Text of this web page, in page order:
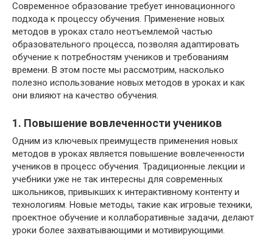
Современное образование требует инновационного
подхода к процессу обучения. Применение новых
методов в уроках стало неотъемлемой частью
образовательного процесса, позволяя адаптировать
обучение к потребностям учеников и требованиям
времени. В этом посте мы рассмотрим, насколько
полезно использование новых методов в уроках и как
они влияют на качество обучения.
1. Повышение вовлеченности учеников
Одним из ключевых преимуществ применения новых
методов в уроках является повышение вовлеченности
учеников в процесс обучения. Традиционные лекции и
учебники уже не так интересны для современных
школьников, привыкших к интерактивному контенту и
технологиям. Новые методы, такие как игровые техники,
проектное обучение и коллаборативные задачи, делают
уроки более захватывающими и мотивирующими.